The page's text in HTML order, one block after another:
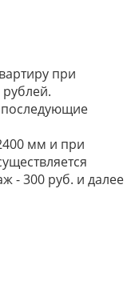
при
мм и при
- 300 руб. и далее